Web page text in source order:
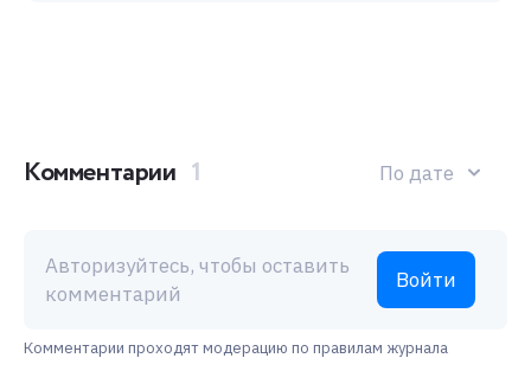
Комментарии 1 По дате
Авторизуйтесь, чтобы оставить
комментарий
Войти
Комментарии проходят модерацию по правилам журнала